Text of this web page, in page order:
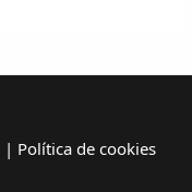
| Política de cookies